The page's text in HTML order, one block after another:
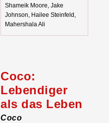
Shameik Moore, Jake
Johnson, Hailee Steinfeld,
Mahershala Ali
Coco:
Lebendiger
als das Leben
Coco